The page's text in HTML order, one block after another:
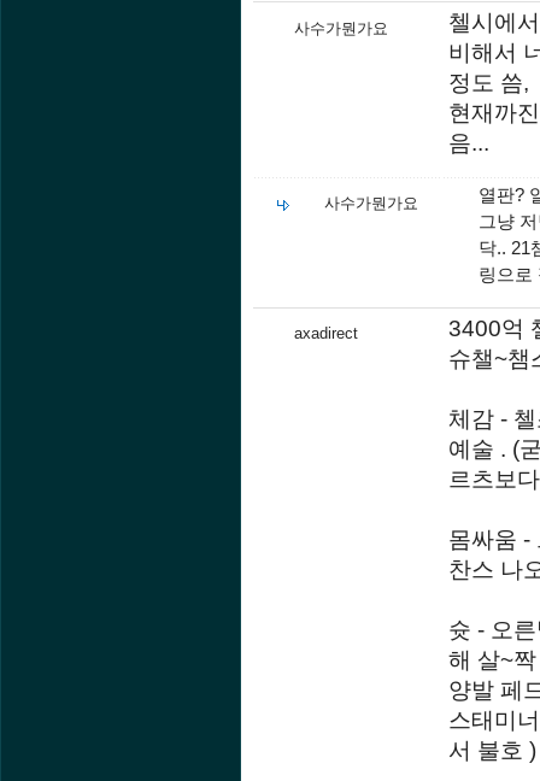
사수가뭔가요
첼시에
비해서
정도 씀,
현재까
음...
사수가뭔가요
열판?
그냥
닥.. 21
링으로
axadirect
3400억
슈챌~챔
체감 -
예술 . (
르츠보
몸싸움 -
찬스 나
슛 - 오
해 살~
양발 페
스태미
서 불호 )